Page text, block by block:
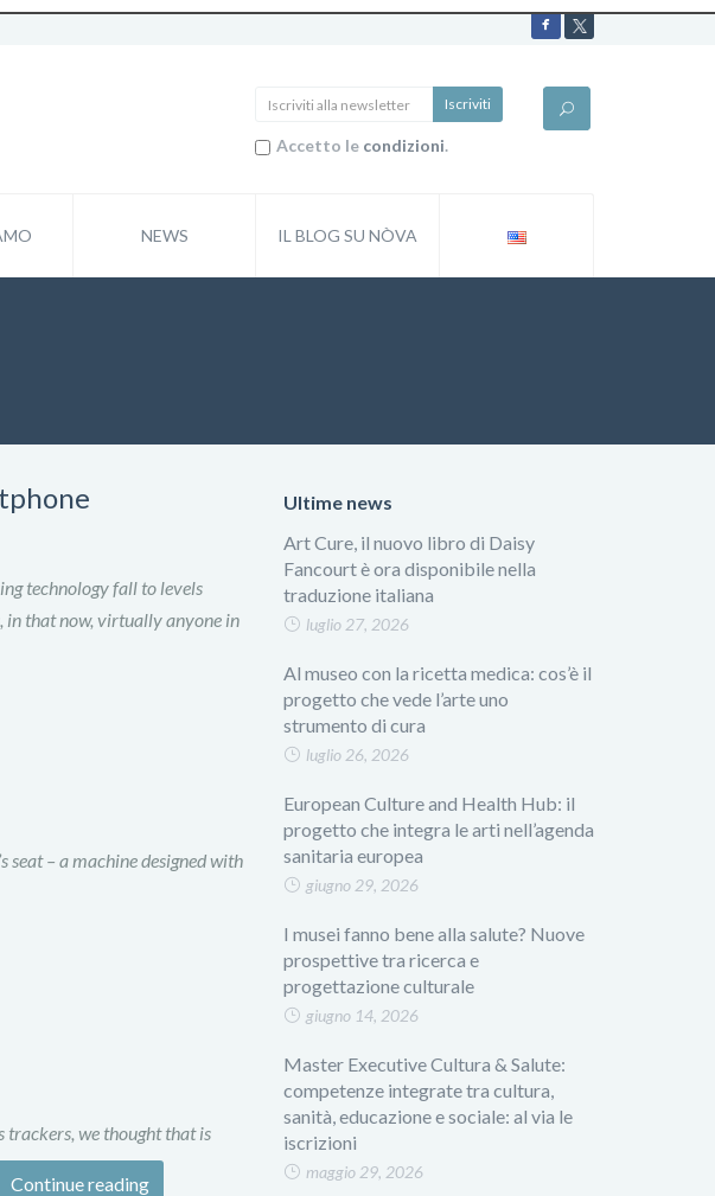
Accetto le condizioni.
NEWS IL BLOG SU NÒVA
technology fall to levels
in that now, virtually anyone in
– a machine designed with
trackers, we thought that is
Continue reading
Ultime news
Art Cure, il nuovo libro di Daisy
Fancourt è ora disponibile nella
traduzione italiana
luglio 27, 2026
Al museo con la ricetta medica: cos’è il
progetto che vede l’arte uno
strumento di cura
luglio 26, 2026
European Culture and Health Hub: il
progetto che integra le arti nell’agenda
sanitaria europea
giugno 29, 2026
I musei fanno bene alla salute? Nuove
prospettive tra ricerca e
progettazione culturale
giugno 14, 2026
Master Executive Cultura & Salute:
competenze integrate tra cultura,
sanità, educazione e sociale: al via le
iscrizioni
maggio 29, 2026